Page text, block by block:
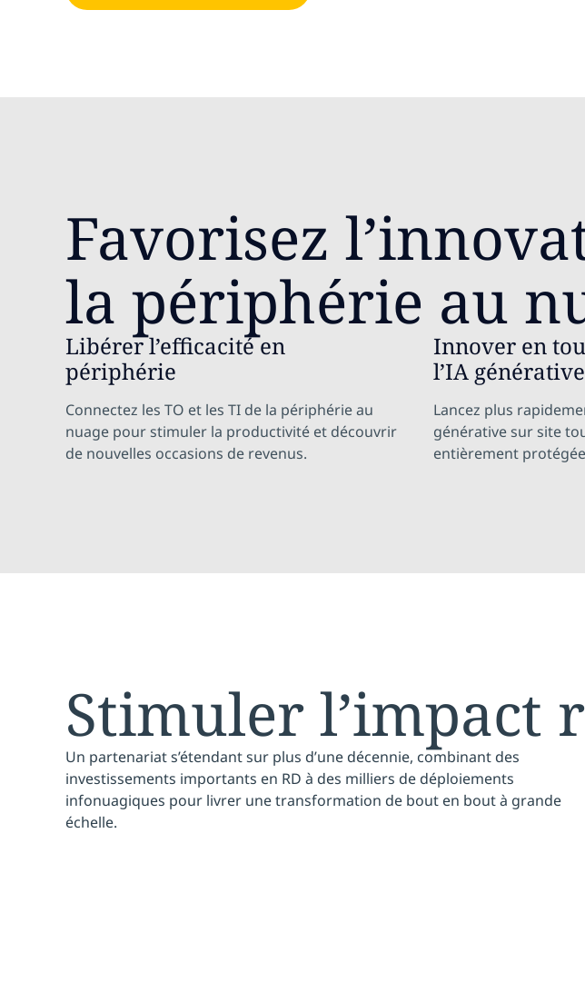
Favorisez
la périphérie au
Libérer l’efficacité en
périphérie
Connectez les TO et les TI de la périphérie au
nuage pour stimuler la productivité et découvrir
de nouvelles occasions de revenus.
Innover en
l’IA générative
Lancez plus
générative sur site
entièrement
Stimuler l’impact
Un partenariat s’étendant sur plus d’une décennie, combinant des
investissements importants en RD à des milliers de déploiements
infonuagiques pour livrer une transformation de bout en bout à grande
échelle.